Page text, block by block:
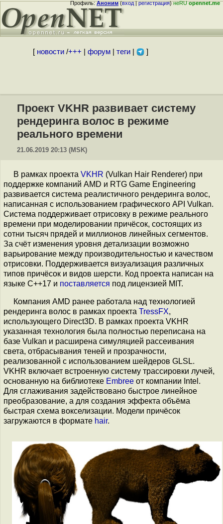
Профиль:Аноним(вход|регистрация)неRUopennet.me
[ новости/+++ форум| теги| ]
Проект VKHR развивает систему
рендеринга волос в режиме
реального времени
21.06.2019 20:13 (MSK)
В рамках проекта VKHR (Vulkan Hair Renderer) при
поддержке компаний AMD и RTG Game Engineering
развивается система реалистичного рендеринга волос,
написанная с использованием графического API Vulkan.
Система поддерживает отрисовку в режиме реального
времени при моделировании причёсок, состоящих из
сотни тысяч прядей и миллионов линейных сегментов.
За счёт изменения уровня детализации возможно
варьирование между производительностью и качеством
отрисовки. Поддерживается визуализация различных
типов причёсок и видов шерсти. Код проекта написан на
языке С++17 и поставляется под лицензией MIT.
Компания AMD ранее работала над технологией
рендеринга волос в рамках проекта TressFX,
использующего Direct3D. В рамках проекта VKHR
указанная технология была полностью переписана на
базе Vulkan и расширена симуляцией рассеивания
света, отбрасывания теней и прозрачности,
реализованной с использованием шейдеров GLSL.
VKHR включает встроенную систему трассировки лучей,
основанную на библиотеке Embree от компании Intel.
Для сглаживания задействовано быстрое линейное
преобразование, а для создания эффекта объёма
быстрая схема вокселизации. Модели причёсок
загружаются в формате hair.